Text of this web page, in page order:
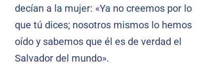
decían a la mujer: «Ya no creemos por lo
que tú dices; nosotros mismos lo hemos
oído y sabemos que él es de verdad el
Salvador del mundo».